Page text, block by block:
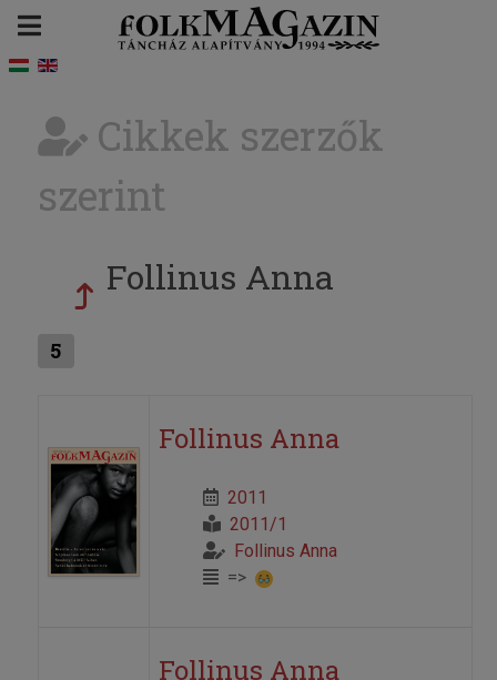
Cikkek szerzők
szerint
Follinus Anna
5
Follinus Anna
2011
2011/1
Follinus Anna
=>
Follinus Anna